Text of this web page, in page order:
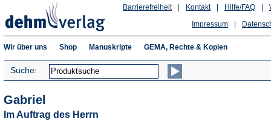
Hilfe/FAQ
Kontakt
Barrierefreiheit
Impressum
Wir über uns Shop Manuskripte GEMA, Rechte & Kopien
Suche:
Gabriel
Im Auftrag des Herrn